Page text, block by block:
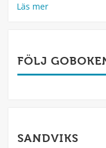
Läs mer
FÖLJ
SANDVIKS